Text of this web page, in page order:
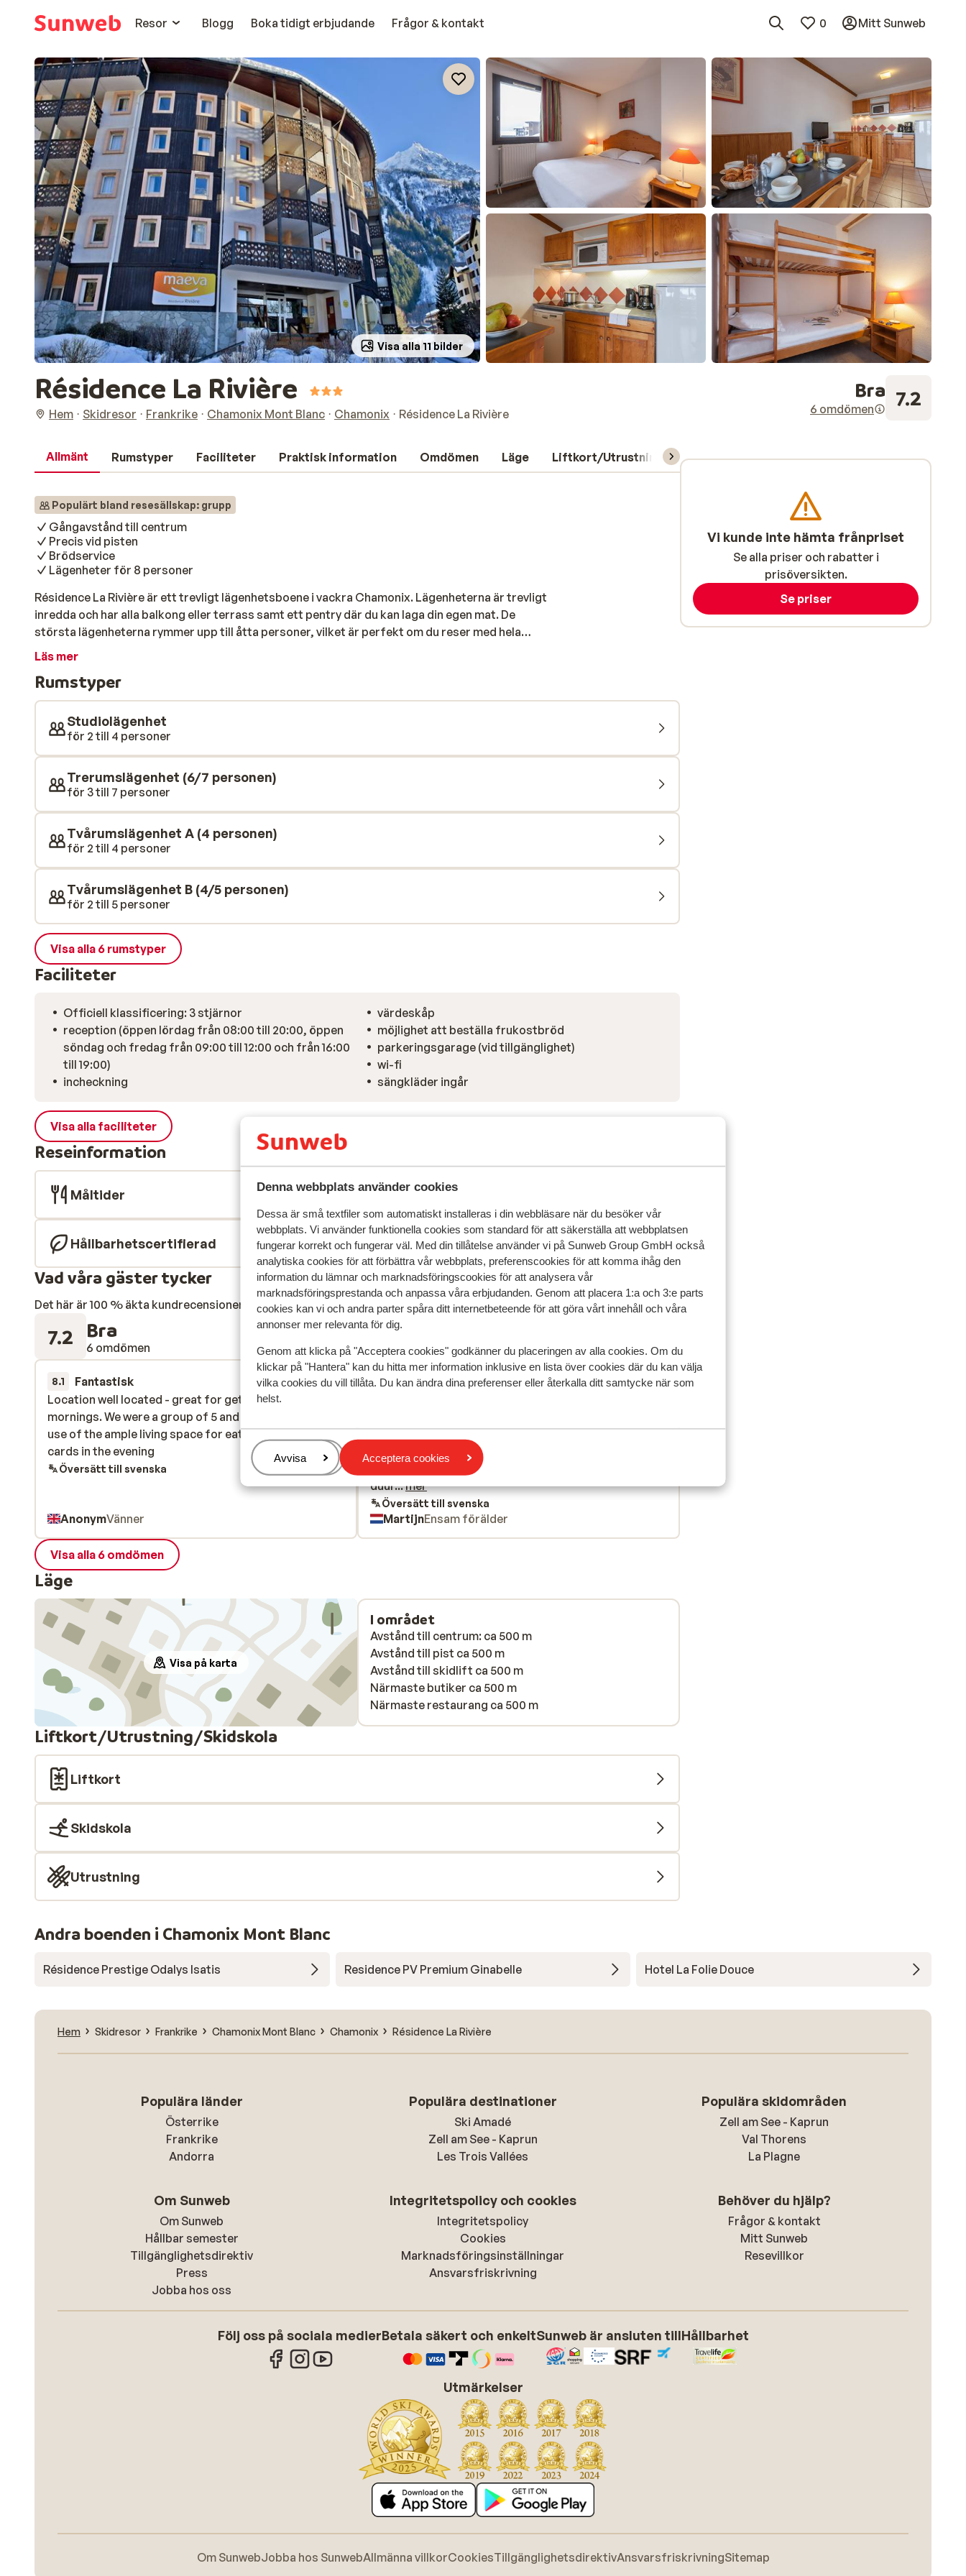
Denna webbplats använder cookies
Dessa är små textfiler som automatiskt installeras i din webbläsare när du besöker vår
webbplats. Vi använder funktionella cookies som standard för att säkerställa att webbplatsen
fungerar korrekt och fungerar väl. Med din tillåtelse använder vi på Sunweb Group GmbH också
analytiska cookies för att förbättra vår webbplats, preferenscookies för att komma ihåg den
information du lämnar och marknadsföringscookies för att analysera vår
marknadsföringsprestanda och anpassa våra erbjudanden. Genom att placera 1:a och 3:e parts
cookies kan vi och andra parter spåra ditt internetbeteende för att göra vårt innehåll och våra
annonser mer relevanta för dig.
Genom att klicka på "Acceptera cookies" godkänner du placeringen av alla cookies. Om du
klickar på "Hantera" kan du hitta mer information inklusive en lista över cookies där du kan välja
vilka cookies du vill tillåta. Du kan ändra dina preferenser eller återkalla ditt samtycke när som
helst.
Hantera
Avvisa Acceptera cookies
Resor
Blogg Boka tidigt erbjudande Frågor & kontakt 0 Mitt Sunweb
Visa alla 11 bilder
Résidence La Rivière
Hem Skidresor Frankrike Chamonix Mont Blanc Chamonix Résidence La Rivière
Bra
6 omdömen 7.2
Allmänt Rumstyper Faciliteter Praktisk information Omdömen Läge Liftkort/Utrustning/Skidskola
Populärt bland resesällskap: grupp
Gångavstånd till centrum
Precis vid pisten
Brödservice
Lägenheter för 8 personer
Résidence La Rivière är ett trevligt lägenhetsboene i vackra Chamonix. Lägenheterna är trevligt
inredda och har alla balkong eller terrass samt ett pentry där du kan laga din egen mat. De
största lägenheterna rymmer upp till åtta personer, vilket är perfekt om du reser med hela
familjen eller en stor grupp vänner. Efter en fem minuters promenad befinner du dig i Chamonix
också en gratis buss från boendet som tar dig runt området. Résidence La Rivière har
brödservice, så att du kan vakna till nybakat bröd till frukost varje morgon.
Läs mer
Rumstyper
Studiolägenhet
för 2 till 4 personer
Trerumslägenhet (6/7 personen)
för 3 till 7 personer
Tvårumslägenhet A (4 personen)
för 2 till 4 personer
Tvårumslägenhet B (4/5 personen)
för 2 till 5 personer
Visa alla 6 rumstyper
Faciliteter
Officiell klassificering: 3 stjärnor
reception (öppen lördag från 08:00 till 20:00, öppen
söndag och fredag från 09:00 till 12:00 och från 16:00
till 19:00)
incheckning
värdeskåp
möjlighet att beställa frukostbröd
parkeringsgarage (vid tillgänglighet)
wi-fi
sängkläder ingår
Visa alla faciliteter
Reseinformation
Måltider
Hållbarhetscertifierad
Vad våra gäster tycker
Det här är 100 % äkta kundrecensioner som verkligen speglar deras upplevelser av vår produkt. Mer om recensioner
7.2 Bra
6 omdömen Mest bokad av grupp
8.1 Fantastisk
28 mars 2026
Location well located - great for getting the bus in the
mornings. We were a group of 5 and enjoyed making
use of the ample living space for eating and playing
cards in the evening
Location well located - great for getting the bus in the
mornings. We were a group of 5 and enjoyed making
use of the ample living space for eating and playing
cards in the evening
Översätt till svenska
AnonymVänner
7.4 Bra
18 dec. 2025
geschikt voor volwassenen. Skibus stopt om de hoek
ook prima en leuk/chique dorpje is op loopafstand.
Alles maar dan ook alles is prijzig, zeg maar 2x zo duur
als NL. Receptie regelmatig dicht is wel eens lastig.
geschikt voor volwassenen. Skibus stopt om de hoek
ook prima en leuk/chique dorpje is op loopafstand.
Alles maar dan ook alles is prijzig, zeg maar 2x zo
duur...mer
Översätt till svenska
MartijnEnsam förälder
Visa alla 6 omdömen
Läge
Visa på karta
I området
Avstånd till centrum: ca 500 m
Avstånd till pist ca 500 m
Avstånd till skidlift ca 500 m
Närmaste butiker ca 500 m
Närmaste restaurang ca 500 m
Liftkort/Utrustning/Skidskola
Liftkort
Skidskola
Utrustning
Vi kunde inte hämta frånpriset
Se alla priser och rabatter i
prisöversikten.
Se priser
Andra boenden i Chamonix Mont Blanc
Résidence Prestige Odalys Isatis Residence PV Premium Ginabelle Hotel La Folie Douce
Hem Skidresor Frankrike Chamonix Mont Blanc Chamonix Résidence La Rivière
Populära länder
Österrike
Frankrike
Andorra
Populära destinationer
Ski Amadé
Zell am See - Kaprun
Les Trois Vallées
Populära skidområden
Zell am See - Kaprun
Val Thorens
La Plagne
Om Sunweb
Om Sunweb
Hållbar semester
Tillgänglighetsdirektiv
Press
Jobba hos oss
Integritetspolicy och cookies
Integritetspolicy
Cookies
Marknadsföringsinställningar
Ansvarsfriskrivning
Behöver du hjälp?
Frågor & kontakt
Mitt Sunweb
Resevillkor
Följ oss på sociala medierBetala säkert och enkeltSunweb är ansluten tillHållbarhet
Utmärkelser
Om SunwebJobba hos SunwebAllmänna villkorCookiesTillgänglighetsdirektivAnsvarsfriskrivningSitemap